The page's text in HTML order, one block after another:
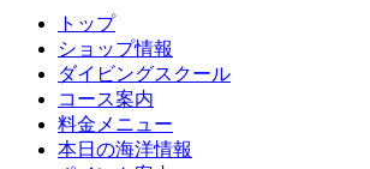
トップ
ショップ情報
ダイビングスクール
コース案内
料金メニュー
本日の海洋情報